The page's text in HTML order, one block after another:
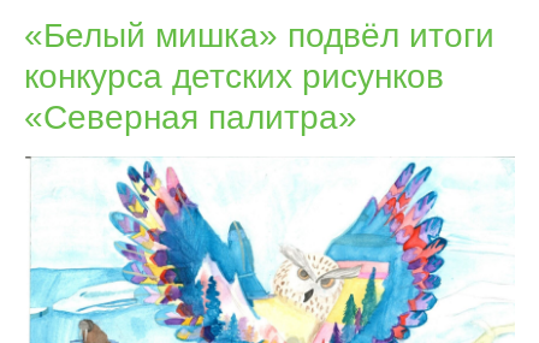
«Белый мишка» подвёл итоги
конкурса детских рисунков
«Северная палитра»